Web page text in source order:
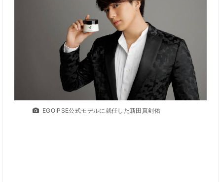
EGOIPSE公式モデルに就任した新田真剣佑